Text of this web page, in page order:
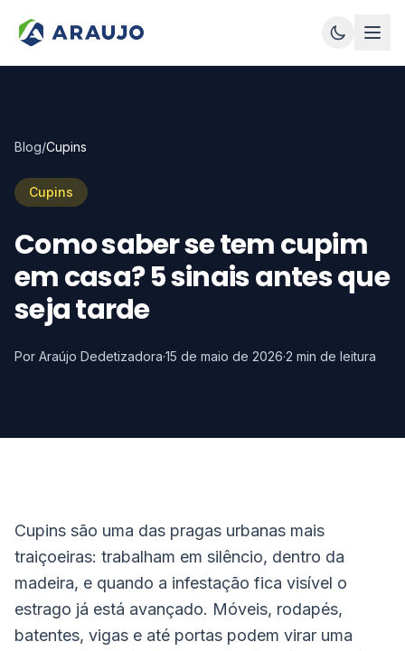
Blog/Cupins
Cupins
Como saber se tem cupim
em casa? 5 sinais antes que
seja tarde
Por Araújo Dedetizadora·15 de maio de 2026·2 min de leitura
Cupins são uma das pragas urbanas mais
traiçoeiras: trabalham em silêncio, dentro da
madeira, e quando a infestação fica visível o
estrago já está avançado. Móveis, rodapés,
batentes, vigas e até portas podem virar uma